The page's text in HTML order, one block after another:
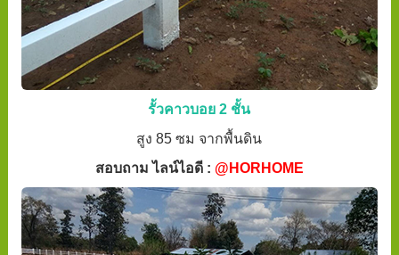
รั้วคาวบอย 2 ชั้น
สูง 85 ซม จากพื้นดิน
สอบถาม ไลน์ไอดี : @HORHOME